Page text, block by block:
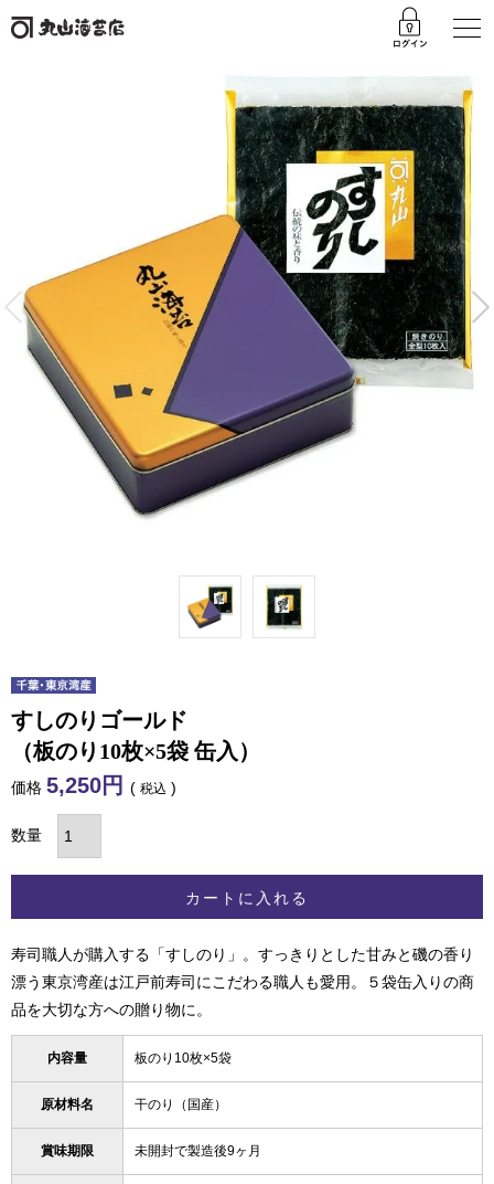
すしのりゴールド
（板のり10枚×5袋 缶入）
価格 5,250 税込
カートに入れる
寿司職人が購入する「すしのり」。すっきりとした甘みと磯の香り
漂う東京湾産は江戸前寿司にこだわる職人も愛用。５袋缶入りの商
品を大切な方への贈り物に。
内容量 板のり10枚×5袋
原材料名 干のり（国産）
賞味期限 未開封で製造後9ヶ月